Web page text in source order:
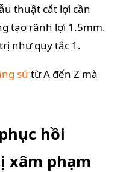
thuật cắt lợi cần
tạo rãnh lợi 1.5mm.
như quy tắc 1.
sứtừ A đến Z mà
hồi
xâm phạm